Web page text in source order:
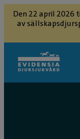
Den 22 april
av